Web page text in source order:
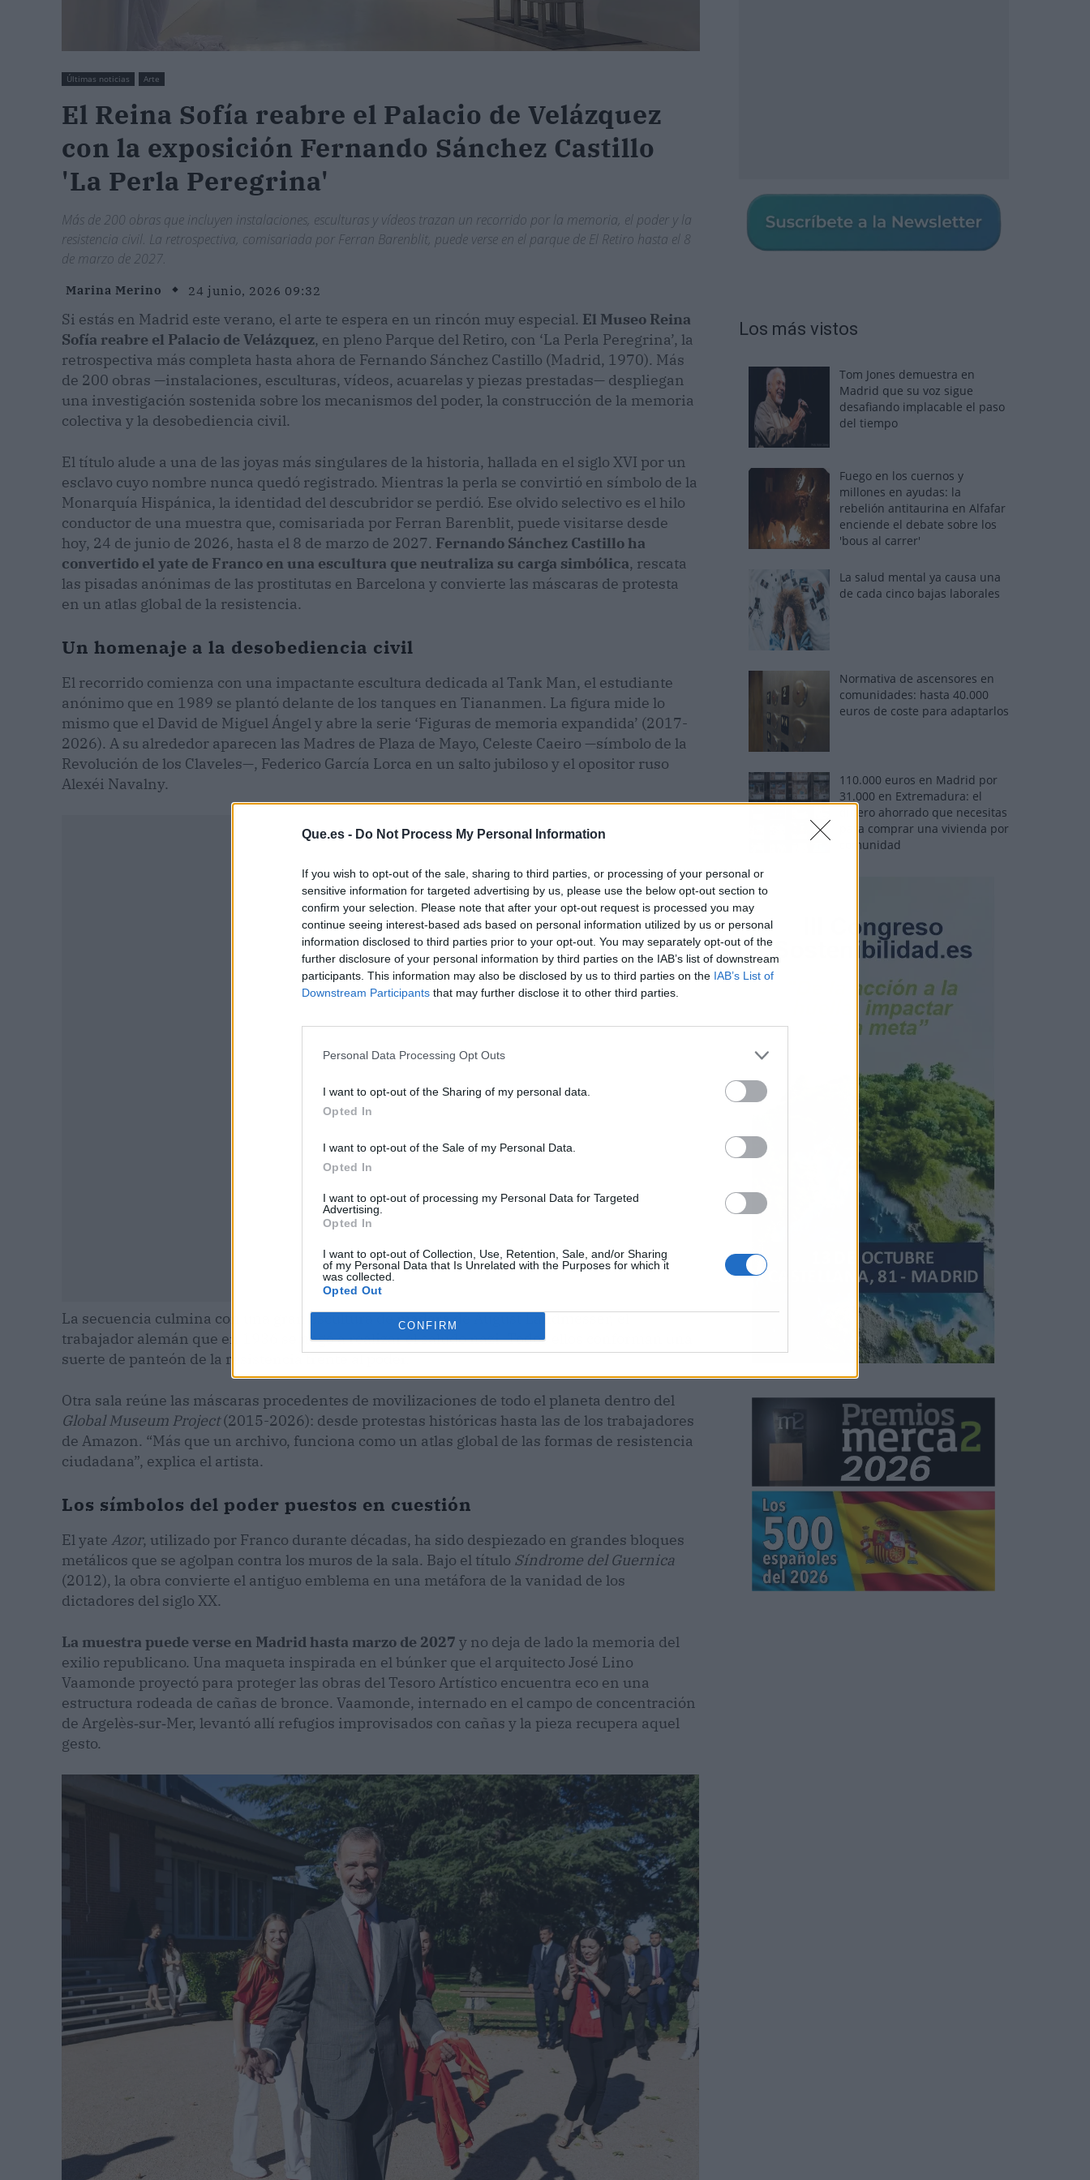
Que.es - Do Not Process My Personal Information
If you wish to opt-out of the sale, sharing to third parties, or processing of your personal or
sensitive information for targeted advertising by us, please use the below opt-out section to
confirm your selection. Please note that after your opt-out request is processed you may
continue seeing interest-based ads based on personal information utilized by us or personal
information disclosed to third parties prior to your opt-out. You may separately opt-out of the
further disclosure of your personal information by third parties on the IAB’s list of downstream
participants. This information may also be disclosed by us to third parties on the IAB’s List of
Downstream Participants that may further disclose it to other third parties.
Personal Data Processing Opt Outs
I want to opt-out of the Sharing of my personal data.
Opted In
I want to opt-out of the Sale of my Personal Data.
Opted In
I want to opt-out of processing my Personal Data for Targeted
Advertising.
Opted In
I want to opt-out of Collection, Use, Retention, Sale, and/or Sharing
of my Personal Data that Is Unrelated with the Purposes for which it
was collected.
Opted Out
CONFIRM
Últimas noticias Arte
El Reina Sofía reabre el Palacio de Velázquez
con la exposición Fernando Sánchez Castillo
'La Perla Peregrina'
Más de 200 obras que incluyen instalaciones, esculturas y vídeos trazan un recorrido por la memoria, el poder y la
resistencia civil. La retrospectiva, comisariada por Ferran Barenblit, puede verse en el parque de El Retiro hasta el 8
de marzo de 2027.
Marina Merino 24 junio, 2026 09:32
Si estás en Madrid este verano, el arte te espera en un rincón muy especial. El Museo Reina
Sofía reabre el Palacio de Velázquez, en pleno Parque del Retiro, con ‘La Perla Peregrina’, la
retrospectiva más completa hasta ahora de Fernando Sánchez Castillo (Madrid, 1970). Más
de 200 obras —instalaciones, esculturas, vídeos, acuarelas y piezas prestadas— despliegan
una investigación sostenida sobre los mecanismos del poder, la construcción de la memoria
colectiva y la desobediencia civil.
El título alude a una de las joyas más singulares de la historia, hallada en el siglo XVI por un
esclavo cuyo nombre nunca quedó registrado. Mientras la perla se convirtió en símbolo de la
Monarquía Hispánica, la identidad del descubridor se perdió. Ese olvido selectivo es el hilo
conductor de una muestra que, comisariada por Ferran Barenblit, puede visitarse desde
hoy, 24 de junio de 2026, hasta el 8 de marzo de 2027. Fernando Sánchez Castillo ha
convertido el yate de Franco en una escultura que neutraliza su carga simbólica, rescata
las pisadas anónimas de las prostitutas en Barcelona y convierte las máscaras de protesta
en un atlas global de la resistencia.
Un homenaje a la desobediencia civil
El recorrido comienza con una impactante escultura dedicada al Tank Man, el estudiante
anónimo que en 1989 se plantó delante de los tanques en Tiananmen. La figura mide lo
mismo que el David de Miguel Ángel y abre la serie ‘Figuras de memoria expandida’ (2017-
2026). A su alrededor aparecen las Madres de Plaza de Mayo, Celeste Caeiro —símbolo de la
Revolución de los Claveles—, Federico García Lorca en un salto jubiloso y el opositor ruso
Alexéi Navalny.
Publicidad
La secuencia culmina con una gran escultura de madera de August Landmesser, el
trabajador alemán que en 1936 se negó a realizar el saludo nazi. Todos ellos conforman una
suerte de panteón de la resistencia frente al poder.
Otra sala reúne las máscaras procedentes de movilizaciones de todo el planeta dentro del
Global Museum Project(2015-2026): desde protestas históricas hasta las de los trabajadores
de Amazon. “Más que un archivo, funciona como un atlas global de las formas de resistencia
ciudadana”, explica el artista.
Los símbolos del poder puestos en cuestión
El yate Azor, utilizado por Franco durante décadas, ha sido despiezado en grandes bloques
metálicos que se agolpan contra los muros de la sala. Bajo el título Síndrome del Guernica
(2012), la obra convierte el antiguo emblema en una metáfora de la vanidad de los
dictadores del siglo XX.
La muestra puede verse en Madrid hasta marzo de 2027 y no deja de lado la memoria del
exilio republicano. Una maqueta inspirada en el búnker que el arquitecto José Lino
Vaamonde proyectó para proteger las obras del Tesoro Artístico encuentra eco en una
estructura rodeada de cañas de bronce. Vaamonde, internado en el campo de concentración
de Argelès‑sur‑Mer, levantó allí refugios improvisados con cañas y la pieza recupera aquel
gesto.
Los más vistos
Tom Jones demuestra en
Madrid que su voz sigue
desafiando implacable el paso
del tiempo
Fuego en los cuernos y
millones en ayudas: la
rebelión antitaurina en Alfafar
enciende el debate sobre los
'bous al carrer'
La salud mental ya causa una
de cada cinco bajas laborales
Normativa de ascensores en
comunidades: hasta 40.000
euros de coste para adaptarlos
110.000 euros en Madrid por
31.000 en Extremadura: el
dinero ahorrado que necesitas
para comprar una vivienda por
comunidad